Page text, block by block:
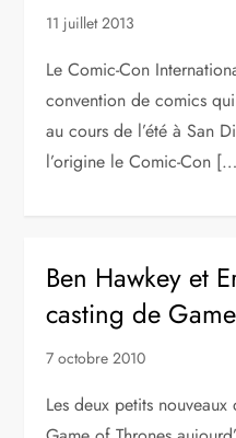
11 juillet 2013
Le Comic-Con
convention de comics
au cours de l’été à San
l’origine le Comic-Con
Ben Hawkey et
casting de
7 octobre 2010
Les deux petits